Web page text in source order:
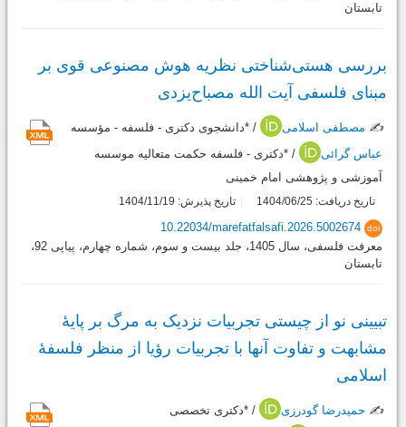
تابستان
بررسی هستی‌شناختی نظریه هوش مصنوعی قوی بر
مبنای فلسفی آیت الله مصباح‌یزدی
✍️ مصطفی اسلامی
/ *دانشجوی دکتری - فلسفه - مؤسسه
عباس گرائی
/ *دکتری - فلسفه حکمت متعالیه موسسه
آموزشی و پژوهشی امام خمینی
تاریخ دریافت: 1404/06/25 تاریخ پذیرش: 1404/11/19
doi
10.22034/marefatfalsafi.2026.5002674
معرفت فلسفی، سال 1405، جلد بیست و سوم، شماره چهارم، پیاپی 92،
تابستان
تبیینی نو از چیستی تجربیات نزدیک به مرگ بر پایۀ
مشابهت و تفاوت آنها با تجربیات رؤیا از منظر فلسفۀ
اسلامی
✍️ حمیدرضا گودرزی
/ *دکتری تخصصی